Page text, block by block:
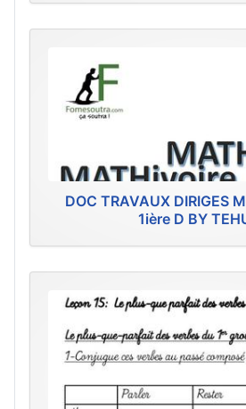
DOC TRAVAUX DIRIGES
1ière D BY